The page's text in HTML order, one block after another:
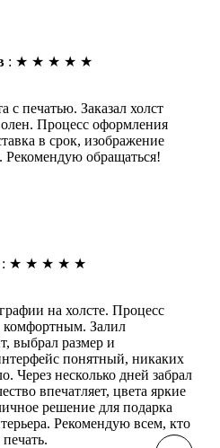
: ★ ★ ★ ★ ★
с печатью. Заказал холст
Процесс оформления
в срок, изображение
Рекомендую обращаться!
: ★ ★ ★ ★ ★
на холсте. Процесс
комфортным. Залил
выбрал размер и
понятный, никаких
Через несколько дней забрал
впечатляет, цвета яркие
решение для подарка
Рекомендую всем, кто